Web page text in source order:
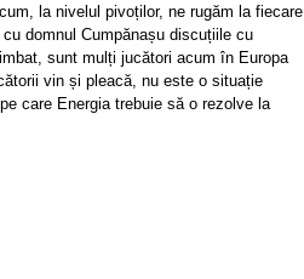
la nivelul pivoților, ne rugăm la fiecare
domnul Cumpănașu discuțiile cu
sunt mulți jucători acum în Europa
vin și pleacă, nu este o situație
care Energia trebuie să o rezolve la